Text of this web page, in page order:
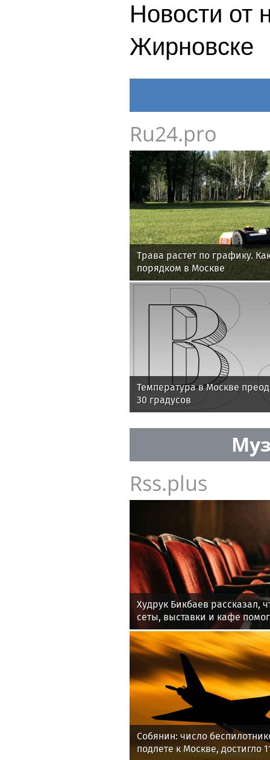
Новости от
Жирновске
Ru24.pro
Трава растет по графику.
порядком в Москве
Температура в Москве
30 градусов
Rss.plus
Худрук Бикбаев рассказал,
сеты, выставки и кафе
новую аудиторию в
Собянин: число
подлете к Москве, достигло